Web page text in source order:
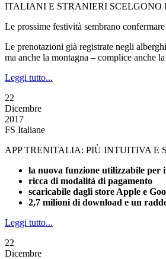
ITALIANI E STRANIERI SCELGONO
Le prossime festività sembrano
Le prenotazioni già registrate negli
ma anche la montagna – complice anche
Leggi tutto...
22
Dicembre
2017
FS Italiane
APP TRENITALIA: PIÙ INTUITIVA E
la nuova funzione utilizzabile per
ricca di modalità di pagamento
scaricabile dagli store Apple e
2,7 milioni di download e un
Leggi tutto...
22
Dicembre